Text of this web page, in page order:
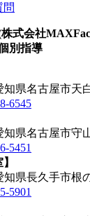
問
式会社
別指導
知県名古屋市天
6545
知県名古屋市守
5451
知県長久手市根
5901